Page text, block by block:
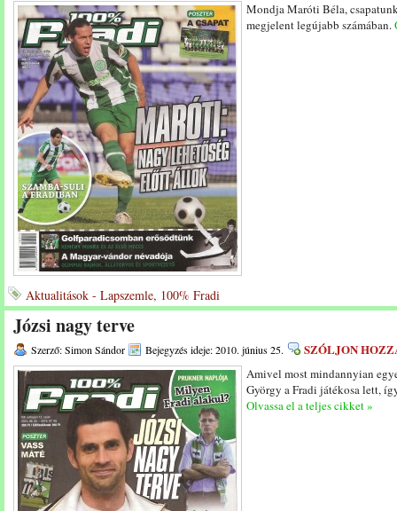
Mondja Maróti Béla,
megjelent legújabb számában.
Aktualitások - Lapszemle, 100% Fradi
Józsi nagy terve
Szerző: Simon Sándor Bejegyzés ideje: 2010. június 25. SZÓLJON
Amivel most mindannyian
György a Fradi játékosa lett,
Olvassa el a teljes cikket »